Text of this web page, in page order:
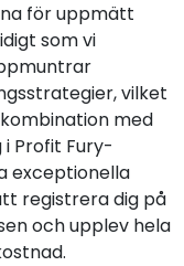
för uppmätt
som vi
vilket
med
Profit Fury-
exceptionella
registrera dig på
och upplev hela